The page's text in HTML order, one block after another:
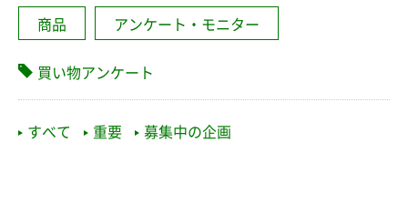
商品 アンケート・モニター
買い物アンケート
すべて 重要 募集中の企画